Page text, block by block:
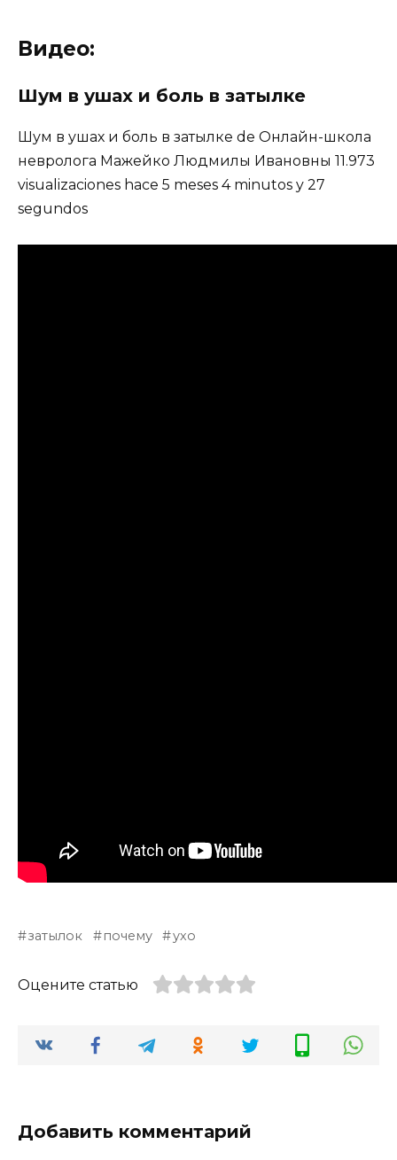
Видео:
Шум в ушах и боль в затылке
Шум в ушах и боль в затылке de Онлайн-школа
невролога Мажейко Людмилы Ивановны 11.973
visualizaciones hace 5 meses 4 minutos y 27
segundos
затылок почему ухо
Оцените статью
Добавить комментарий